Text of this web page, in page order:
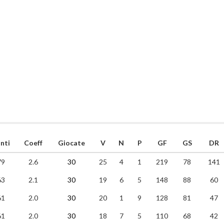
Coeff Giocate V N P GF GS DR
2.6 30 25 4 1 219 78 141
2.1 30 19 6 5 148 88 60
2.0 30 20 1 9 128 81 47
2.0 30 18 7 5 110 68 42